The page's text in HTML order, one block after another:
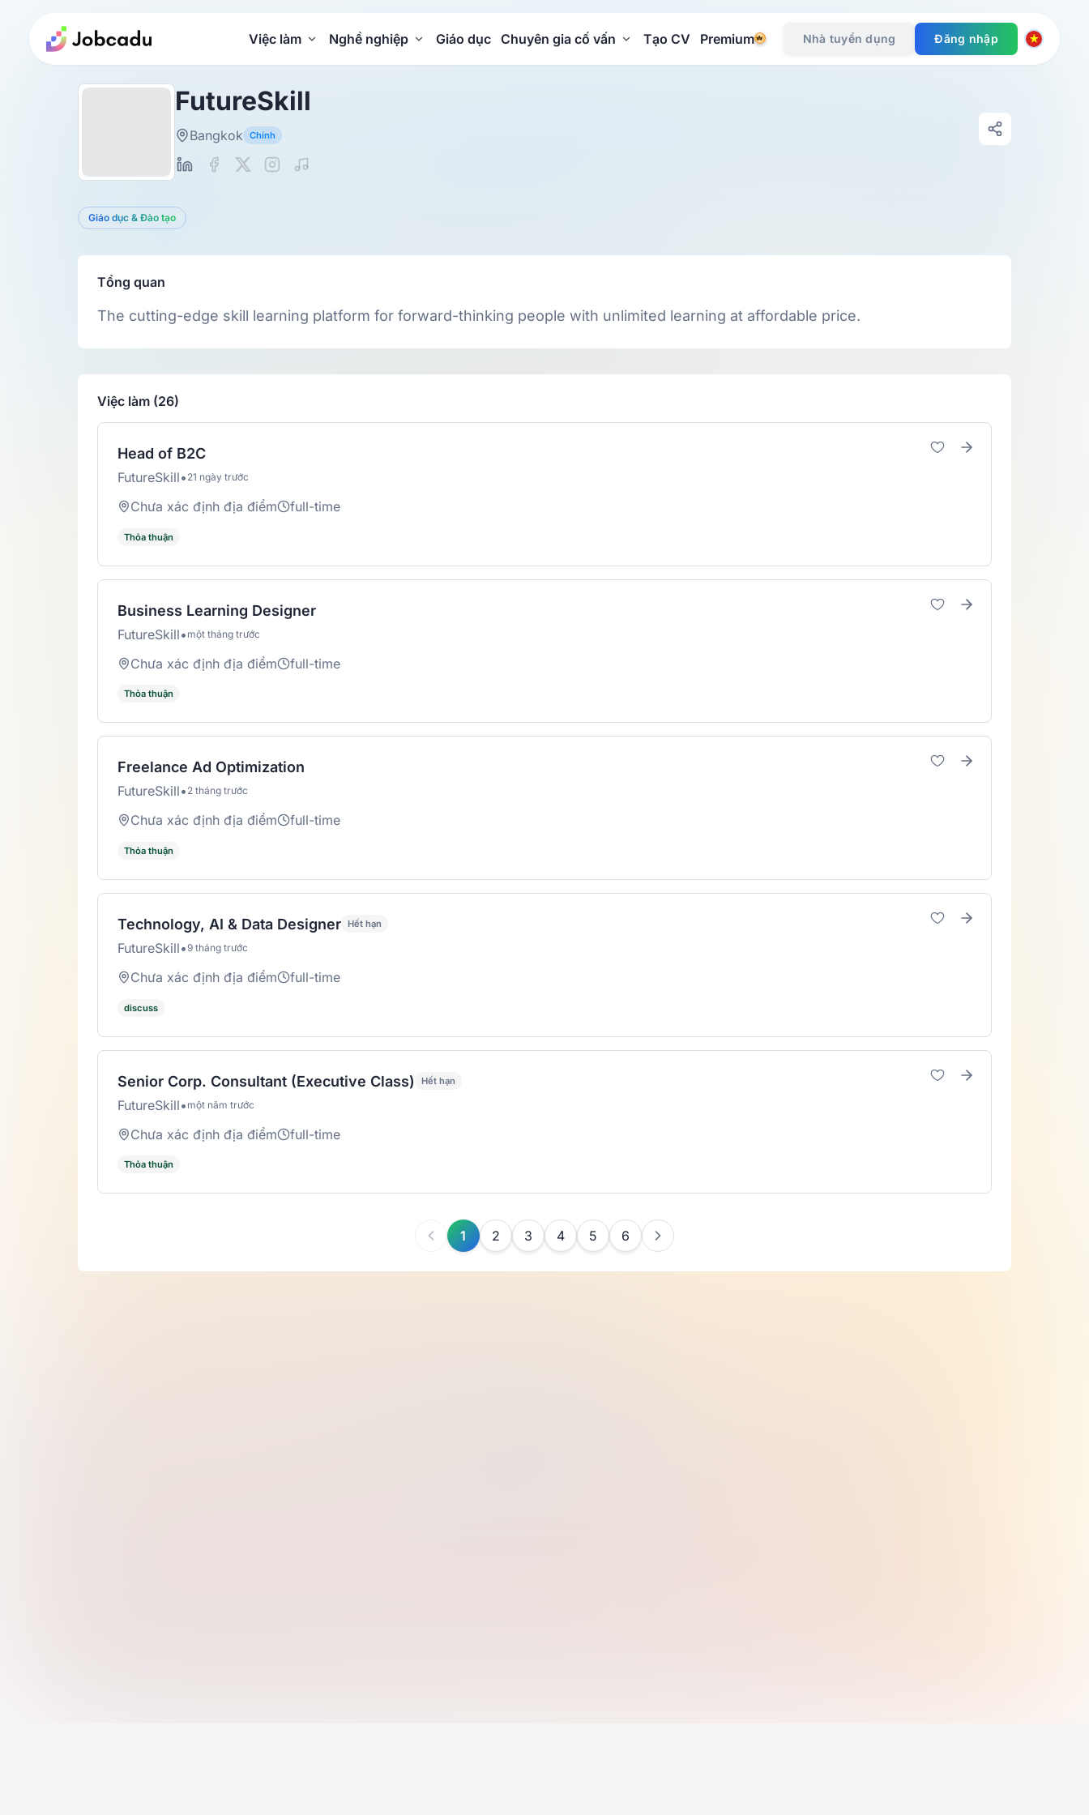
Việc làm Nghề nghiệp Giáo dục Chuyên gia cố vấn Tạo CV Premium Nhà tuyển dụng Đăng nhập
FutureSkill
Bangkok Chính
Giáo dục & Đào tạo
Tổng quan
The cutting-edge skill learning platform for forward-thinking people with unlimited learning at affordable price.
Việc làm (26)
Head of B2C
FutureSkill• 21 ngày trước
Chưa xác định địa điểm full-time
Thỏa thuận
Business Learning Designer
FutureSkill• một tháng trước
Chưa xác định địa điểm full-time
Thỏa thuận
Freelance Ad Optimization
FutureSkill• 2 tháng trước
Chưa xác định địa điểm full-time
Thỏa thuận
Technology, AI & Data Designer Hết hạn
FutureSkill•9 tháng trước
Chưa xác định địa điểm full-time
discuss
Senior Corp. Consultant (Executive Class) Hết hạn
FutureSkill• một năm trước
Chưa xác định địa điểm full-time
Thỏa thuận
1 2 3 4 5 6